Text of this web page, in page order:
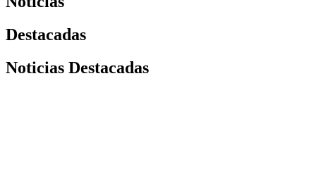
Destacadas
Noticias Destacadas